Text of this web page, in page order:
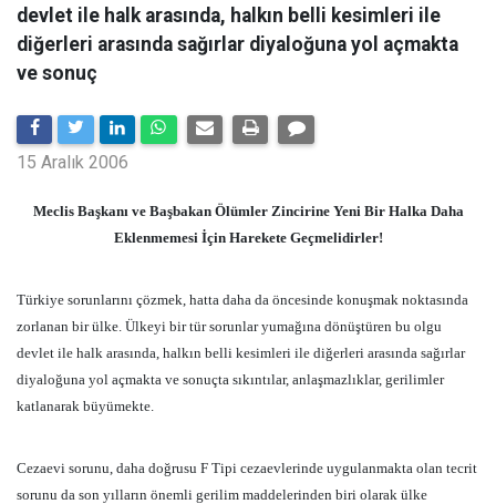
devlet ile halk arasında, halkın belli kesimleri ile
diğerleri arasında sağırlar diyaloğuna yol açmakta
ve sonuç
15 Aralık 2006
Meclis Başkanı ve Başbakan Ölümler Zincirine Yeni Bir Halka Daha
Eklenmemesi İçin Harekete Geçmelidirler!
Türkiye sorunlarını çözmek, hatta daha da öncesinde konuşmak noktasında
zorlanan bir ülke. Ülkeyi bir tür sorunlar yumağına dönüştüren bu olgu
devlet ile halk arasında, halkın belli kesimleri ile diğerleri arasında sağırlar
diyaloğuna yol açmakta ve sonuçta sıkıntılar, anlaşmazlıklar, gerilimler
katlanarak büyümekte.
Cezaevi sorunu, daha doğrusu F Tipi cezaevlerinde uygulanmakta olan tecrit
sorunu da son yılların önemli gerilim maddelerinden biri olarak ülke